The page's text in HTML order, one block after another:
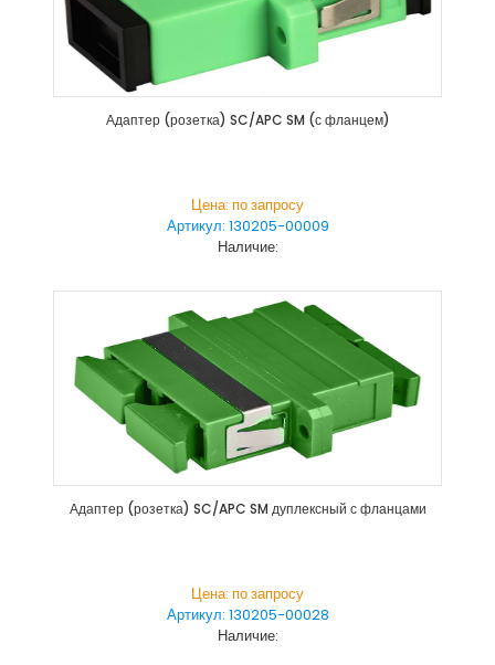
Адаптер (розетка) SC/APC SM (с фланцем)
Цена: по запросу
Артикул: 130205-00009
Наличие:
Адаптер (розетка) SC/APC SM дуплексный с фланцами
Цена: по запросу
Артикул: 130205-00028
Наличие: